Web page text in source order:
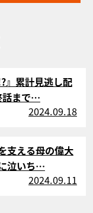
』累計見逃し配
話まで…
2024.09.18
支える母の偉大
泣いち…
2024.09.11